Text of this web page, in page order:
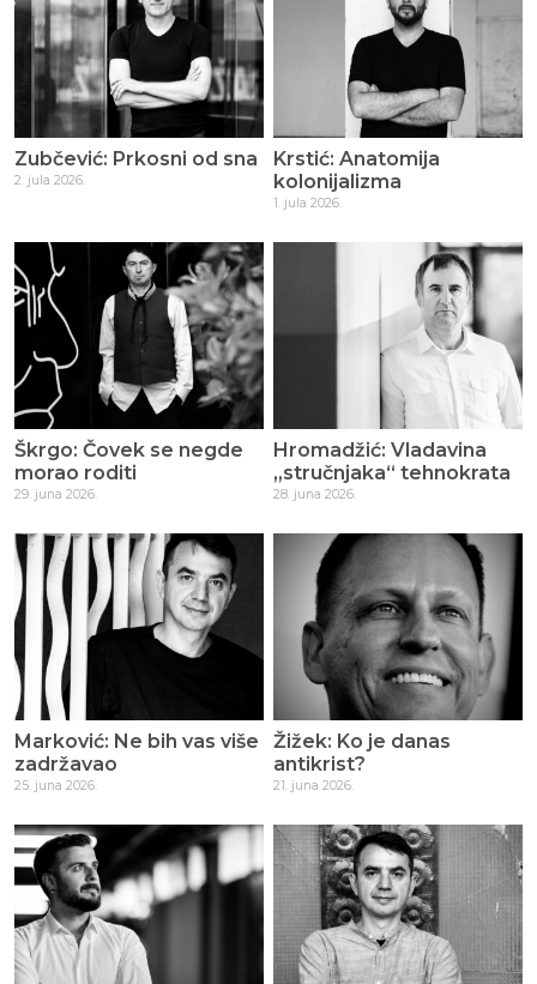
Zubčević: Prkosni od sna
2. jula 2026.
Krstić: Anatomija
kolonijalizma
1. jula 2026.
Škrgo: Čovek se negde
morao roditi
29. juna 2026.
Hromadžić: Vladavina
„stručnjaka“ tehnokrata
28. juna 2026.
Marković: Ne bih vas više
zadržavao
25. juna 2026.
Žižek: Ko je danas
antikrist?
21. juna 2026.